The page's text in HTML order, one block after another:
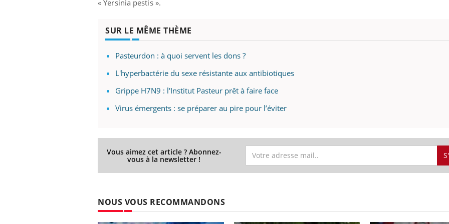
« Yersinia pestis ».
SUR LE MÊME THÈME
Pasteurdon : à quoi servent les dons ?
L'hyperbactérie du sexe résistante aux antibiotiques
Grippe H7N9 : l'Institut Pasteur prêt à faire face
Virus émergents : se préparer au pire pour l’éviter
Vous aimez cet article ? Abonnez-
vous à la newsletter !
NOUS VOUS RECOMMANDONS